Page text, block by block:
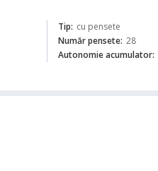
Tip: cu pensete
Număr pensete: 28
Autonomie acumulator: